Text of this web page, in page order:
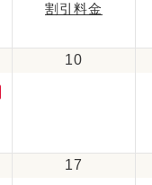
割引料金
10
17